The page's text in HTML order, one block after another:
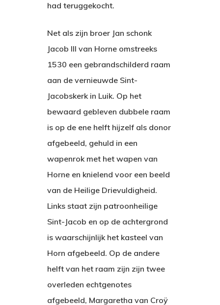
had teruggekocht.
Net als zijn broer Jan schonk
Jacob III van Horne omstreeks
1530 een gebrandschilderd raam
aan de vernieuwde Sint-
Jacobskerk in Luik. Op het
bewaard gebleven dubbele raam
is op de ene helft hijzelf als donor
afgebeeld, gehuld in een
wapenrok met het wapen van
Horne en knielend voor een beeld
van de Heilige Drievuldigheid.
Links staat zijn patroonheilige
Sint-Jacob en op de achtergrond
is waarschijnlijk het kasteel van
Horn afgebeeld. Op de andere
helft van het raam zijn zijn twee
overleden echtgenotes
afgebeeld, Margaretha van Croÿ